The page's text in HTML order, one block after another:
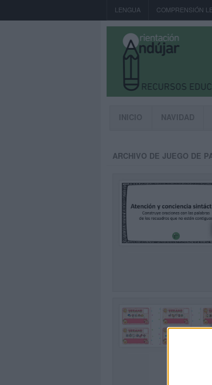
LENGUA COMPRENSIÓN
INICIO NAVIDAD
ARCHIVO DE JUEGO DE